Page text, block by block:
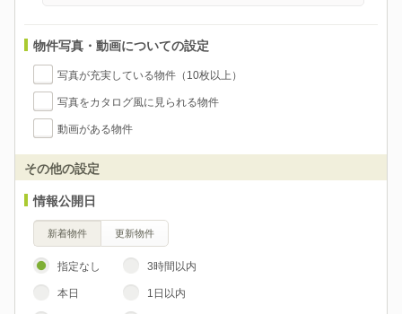
物件写真・動画についての設定
写真が充実している物件（10枚以上）
写真をカタログ風に見られる物件
動画がある物件
その他の設定
情報公開日
新着物件 更新物件
指定なし 3時間以内
本日 1日以内